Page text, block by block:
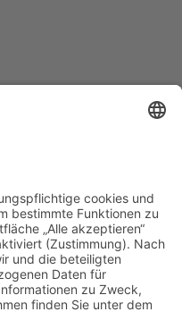
e.V.
geschützt! Zur Anzeige
geschützt! Zur Anzeige